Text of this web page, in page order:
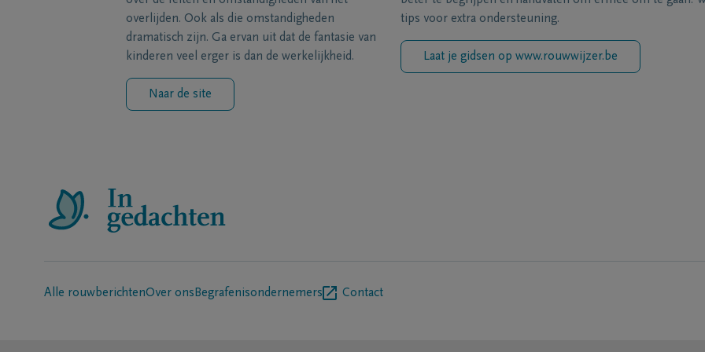
overlijden. Ook als die omstandigheden
dramatisch zijn. Ga ervan uit dat de fantasie van
kinderen veel erger is dan de werkelijkheid.
Naar de site
tips voor extra ondersteuning.
Laat je gidsen op www.rouwwijzer.be
Alle rouwberichtenOver ons Begrafenisondernemers Contact